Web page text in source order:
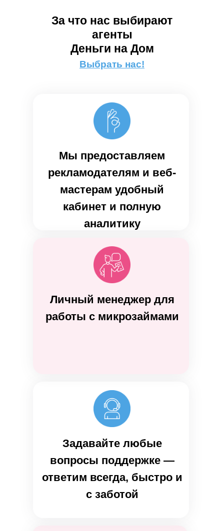
За что нас выбирают
агенты
Деньги на Дом
Выбрать нас!
Мы предоставляем
рекламодателям и веб-
мастерам удобный
кабинет и полную
аналитику
Задавайте любые
вопросы поддержке —
ответим всегда, быстро и
с заботой
Личный менеджер для
работы с микрозаймами